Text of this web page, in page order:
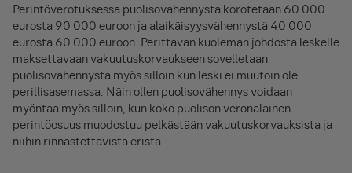
Perintöverotuksessa puolisovähennystä korotetaan 60 000
eurosta 90 000 euroon ja alaikäisyysvähennystä 40 000
eurosta 60 000 euroon. Perittävän kuoleman johdosta leskelle
maksettavaan vakuutuskorvaukseen sovelletaan
puolisovähennystä myös silloin kun leski ei muutoin ole
perillisasemassa. Näin ollen puolisovähennys voidaan
myöntää myös silloin, kun koko puolison veronalainen
perintöosuus muodostuu pelkästään vakuutuskorvauksista ja
niihin rinnastettavista eristä.